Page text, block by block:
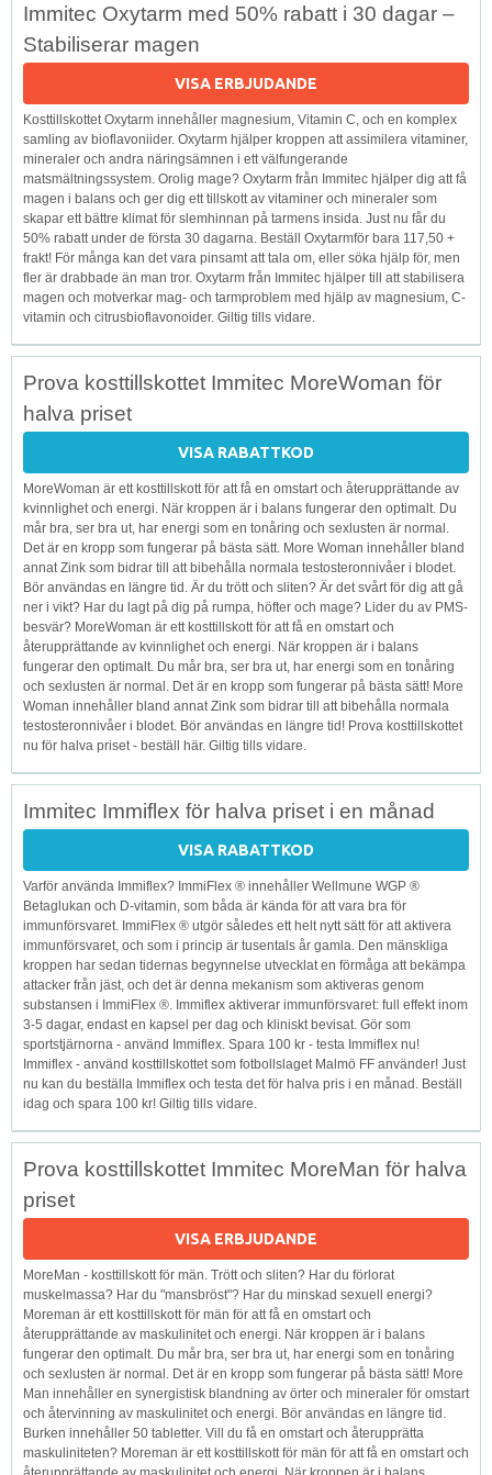
Immitec Oxytarm med 50% rabatt i 30 dagar –
Stabiliserar magen
VISA ERBJUDANDE
Kosttillskottet Oxytarm innehåller magnesium, Vitamin C, och en komplex
samling av bioflavoniider. Oxytarm hjälper kroppen att assimilera vitaminer,
mineraler och andra näringsämnen i ett välfungerande
matsmältningssystem. Orolig mage? Oxytarm från Immitec hjälper dig att få
magen i balans och ger dig ett tillskott av vitaminer och mineraler som
skapar ett bättre klimat för slemhinnan på tarmens insida. Just nu får du
50% rabatt under de första 30 dagarna. Beställ Oxytarmför bara 117,50 +
frakt! För många kan det vara pinsamt att tala om, eller söka hjälp för, men
fler är drabbade än man tror. Oxytarm från Immitec hjälper till att stabilisera
magen och motverkar mag- och tarmproblem med hjälp av magnesium, C-
vitamin och citrusbioflavonoider. Giltig tills vidare.
Prova kosttillskottet Immitec MoreWoman för
halva priset
VISA RABATTKOD
MoreWoman är ett kosttillskott för att få en omstart och återupprättande av
kvinnlighet och energi. När kroppen är i balans fungerar den optimalt. Du
mår bra, ser bra ut, har energi som en tonåring och sexlusten är normal.
Det är en kropp som fungerar på bästa sätt. More Woman innehåller bland
annat Zink som bidrar till att bibehålla normala testosteronnivåer i blodet.
Bör användas en längre tid. Är du trött och sliten? Är det svårt för dig att gå
ner i vikt? Har du lagt på dig på rumpa, höfter och mage? Lider du av PMS-
besvär? MoreWoman är ett kosttillskott för att få en omstart och
återupprättande av kvinnlighet och energi. När kroppen är i balans
fungerar den optimalt. Du mår bra, ser bra ut, har energi som en tonåring
och sexlusten är normal. Det är en kropp som fungerar på bästa sätt! More
Woman innehåller bland annat Zink som bidrar till att bibehålla normala
testosteronnivåer i blodet. Bör användas en längre tid! Prova kosttillskottet
nu för halva priset - beställ här. Giltig tills vidare.
Immitec Immiflex för halva priset i en månad
VISA RABATTKOD
Varför använda Immiflex? ImmiFlex ® innehåller Wellmune WGP ®
Betaglukan och D-vitamin, som båda är kända för att vara bra för
immunförsvaret. ImmiFlex ® utgör således ett helt nytt sätt för att aktivera
immunförsvaret, och som i princip är tusentals år gamla. Den mänskliga
kroppen har sedan tidernas begynnelse utvecklat en förmåga att bekämpa
attacker från jäst, och det är denna mekanism som aktiveras genom
substansen i ImmiFlex ®. Immiflex aktiverar immunförsvaret: full effekt inom
3-5 dagar, endast en kapsel per dag och kliniskt bevisat. Gör som
sportstjärnorna - använd Immiflex. Spara 100 kr - testa Immiflex nu!
Immiflex - använd kosttillskottet som fotbollslaget Malmö FF använder! Just
nu kan du beställa Immiflex och testa det för halva pris i en månad. Beställ
idag och spara 100 kr! Giltig tills vidare.
Prova kosttillskottet Immitec MoreMan för halva
priset
VISA ERBJUDANDE
MoreMan - kosttillskott för män. Trött och sliten? Har du förlorat
muskelmassa? Har du "mansbröst"? Har du minskad sexuell energi?
Moreman är ett kosttillskott för män för att få en omstart och
återupprättande av maskulinitet och energi. När kroppen är i balans
fungerar den optimalt. Du mår bra, ser bra ut, har energi som en tonåring
och sexlusten är normal. Det är en kropp som fungerar på bästa sätt! More
Man innehåller en synergistisk blandning av örter och mineraler för omstart
och återvinning av maskulinitet och energi. Bör användas en längre tid.
Burken innehåller 50 tabletter. Vill du få en omstart och återupprätta
maskuliniteten? Moreman är ett kosttillskott för män för att få en omstart och